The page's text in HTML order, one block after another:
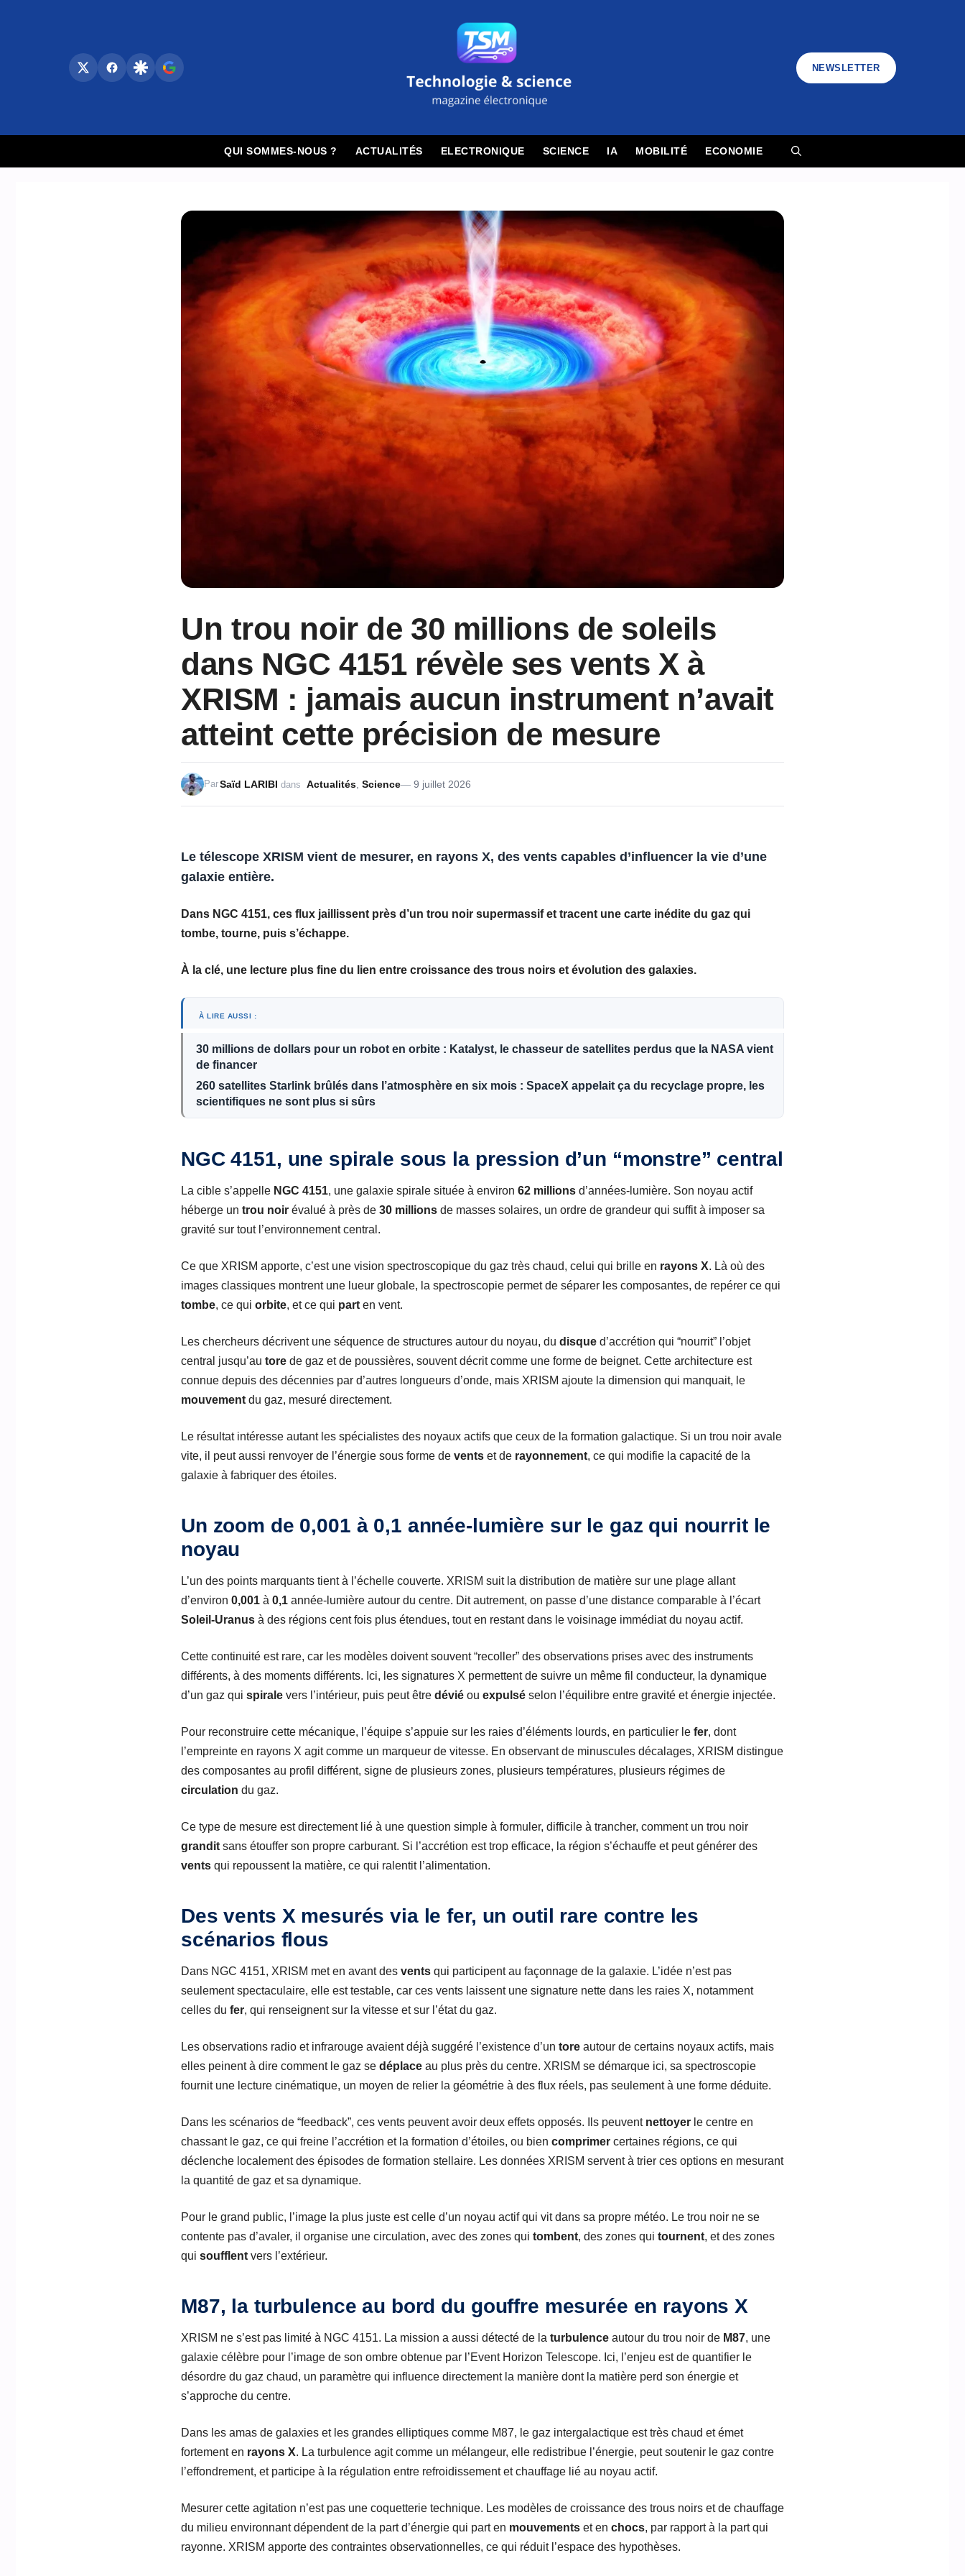
NEWSLETTER
QUI SOMMES-NOUS ? ACTUALITÉS ELECTRONIQUE SCIENCE IA MOBILITÉ ECONOMIE
Un trou noir de 30 millions de soleils
dans NGC 4151 révèle ses vents X à
XRISM : jamais aucun instrument n’avait
atteint cette précision de mesure
9 juillet 2026
ParSaïd LARIBI dans Actualités Science
Le télescope XRISM vient de mesurer, en rayons X, des vents capables d’influencer la vie d’une
galaxie entière.
Dans NGC 4151, ces flux jaillissent près d’un trou noir supermassifet tracent une carte inédite du gaz qui
tombe, tourne, puis s’échappe.
À la clé, une lecture plus fine du lien entre croissance des trous noirs et évolution des galaxies.
À LIRE AUSSI :
30 millions de dollars pour un robot en orbite : Katalyst, le chasseur de satellites perdus que la NASA vient
de financer
260 satellites Starlink brûlés dans l’atmosphère en six mois : SpaceX appelait ça du recyclage propre, les
scientifiques ne sont plus si sûrs
NGC 4151, une spirale sous la pression d’un “monstre” central
La cible s’appelle NGC 4151, une galaxie spirale située à environ 62 millions d’années-lumière. Son noyau actif
héberge un trou noir évalué à près de 30 millions de masses solaires, un ordre de grandeur qui suffit à imposer sa
gravité sur tout l’environnement central.
Ce que XRISM apporte, c’est une vision spectroscopique du gaz très chaud, celui qui brille en rayons X. Là où des
images classiques montrent une lueur globale, la spectroscopie permet de séparer les composantes, de repérer ce qui
tombe, ce qui orbite, et ce qui part en vent.
Les chercheurs décrivent une séquence de structures autour du noyau, du disque d’accrétion qui “nourrit” l’objet
central jusqu’au tore de gaz et de poussières, souvent décrit comme une forme de beignet. Cette architecture est
connue depuis des décennies par d’autres longueurs d’onde, mais XRISM ajoute la dimension qui manquait, le
mouvement du gaz, mesuré directement.
Le résultat intéresse autant les spécialistes des noyaux actifs que ceux de la formation galactique. Si un trou noir avale
vite, il peut aussi renvoyer de l’énergie sous forme de vents et de rayonnement, ce qui modifie la capacité de la
galaxie à fabriquer des étoiles.
Un zoom de 0,001 à 0,1 année-lumière sur le gaz qui nourrit le
noyau
L’un des points marquants tient à l’échelle couverte. XRISM suit la distribution de matière sur une plage allant
d’environ 0,001 à 0,1 année-lumière autour du centre. Dit autrement, on passe d’une distance comparable à l’écart
Soleil-Uranus à des régions cent fois plus étendues, tout en restant dans le voisinage immédiat du noyau actif.
Cette continuité est rare, car les modèles doivent souvent “recoller” des observations prises avec des instruments
différents, à des moments différents. Ici, les signatures X permettent de suivre un même fil conducteur, la dynamique
d’un gaz qui spirale vers l’intérieur, puis peut être dévié ou expulsé selon l’équilibre entre gravité et énergie injectée.
Pour reconstruire cette mécanique, l’équipe s’appuie sur les raies d’éléments lourds, en particulier le fer, dont
l’empreinte en rayons X agit comme un marqueur de vitesse. En observant de minuscules décalages, XRISM distingue
des composantes au profil différent, signe de plusieurs zones, plusieurs températures, plusieurs régimes de
circulation du gaz.
Ce type de mesure est directement lié à une question simple à formuler, difficile à trancher, comment un trou noir
grandit sans étouffer son propre carburant. Si l’accrétion est trop efficace, la région s’échauffe et peut générer des
vents qui repoussent la matière, ce qui ralentit l’alimentation.
Des vents X mesurés via le fer, un outil rare contre les
scénarios flous
Dans NGC 4151, XRISM met en avant des vents qui participent au façonnage de la galaxie. L’idée n’est pas
seulement spectaculaire, elle est testable, car ces vents laissent une signature nette dans les raies X, notamment
celles du fer, qui renseignent sur la vitesse et sur l’état du gaz.
Les observations radio et infrarouge avaient déjà suggéré l’existence d’un tore autour de certains noyaux actifs, mais
elles peinent à dire comment le gaz se déplace au plus près du centre. XRISM se démarque ici, sa spectroscopie
fournit une lecture cinématique, un moyen de relier la géométrie à des flux réels, pas seulement à une forme déduite.
Dans les scénarios de “feedback”, ces vents peuvent avoir deux effets opposés. Ils peuvent nettoyer le centre en
chassant le gaz, ce qui freine l’accrétion et la formation d’étoiles, ou bien comprimer certaines régions, ce qui
déclenche localement des épisodes de formation stellaire. Les données XRISM servent à trier ces options en mesurant
la quantité de gaz et sa dynamique.
Pour le grand public, l’image la plus juste est celle d’un noyau actif qui vit dans sa propre météo. Le trou noir ne se
contente pas d’avaler, il organise une circulation, avec des zones qui tombent, des zones qui tournent, et des zones
qui soufflent vers l’extérieur.
M87, la turbulence au bord du gouffre mesurée en rayons X
XRISM ne s’est pas limité à NGC 4151. La mission a aussi détecté de la turbulence autour du trou noir de M87, une
galaxie célèbre pour l’image de son ombre obtenue par l’Event Horizon Telescope. Ici, l’enjeu est de quantifier le
désordre du gaz chaud, un paramètre qui influence directement la manière dont la matière perd son énergie et
s’approche du centre.
Dans les amas de galaxies et les grandes elliptiques comme M87, le gaz intergalactique est très chaud et émet
fortement en rayons X. La turbulence agit comme un mélangeur, elle redistribue l’énergie, peut soutenir le gaz contre
l’effondrement, et participe à la régulation entre refroidissement et chauffage lié au noyau actif.
Mesurer cette agitation n’est pas une coquetterie technique. Les modèles de croissance des trous noirs et de chauffage
du milieu environnant dépendent de la part d’énergie qui part en mouvements et en chocs, par rapport à la part qui
rayonne. XRISM apporte des contraintes observationnelles, ce qui réduit l’espace des hypothèses.